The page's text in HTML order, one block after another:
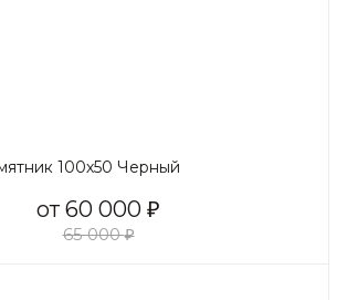
100х50 Черный
от 60 000 ₽
65 000₽